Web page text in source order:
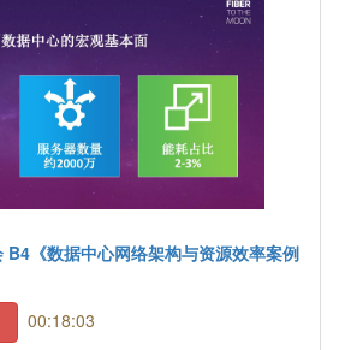
《数据中心网络架构与资源效率案例
00:18:03